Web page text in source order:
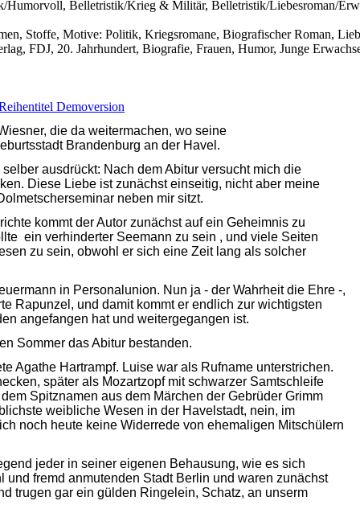
Belletristik/Krieg & Militär, Belletristik/Liebesroman/
Stoffe, Motive: Politik, Kriegsromane, Biografischer Roman,
FDJ, 20. Jahrhundert, Biografie, Frauen, Humor, Junge
Demoversion
die da weitermachen, wo seine
Brandenburg an der Havel.
ausdrückt: Nach dem Abitur versucht mich die
Diese Liebe ist zunächst einseitig, nicht aber meine
neben mir sitzt.
kommt der Autor zunächst auf ein Geheimnis zu
 ein verhinderter Seemann zu sein , und viele Seiten
zu sein, obwohl er sich eine Zeit lang als solcher
in Personalunion. Nun ja - der Wahrheit die Ehre -,
Rapunzel, und damit kommt er endlich zur wichtigsten
angefangen hat und weitergegangen ist.
Sommer das Abitur bestanden.
Agathe Hartrampf. Luise war als Rufname unterstrichen.
später als Mozartzopf mit schwarzer Samtschleife
Spitznamen aus dem Märchen der Gebrüder Grimm
weibliche Wesen in der Havelstadt, nein, im
noch heute keine Widerrede von ehemaligen Mitschülern
jeder in seiner eigenen Behausung, wie es sich
fremd anmutenden Stadt Berlin und waren zunächst
trugen gar ein gülden Ringelein, Schatz, an unserm